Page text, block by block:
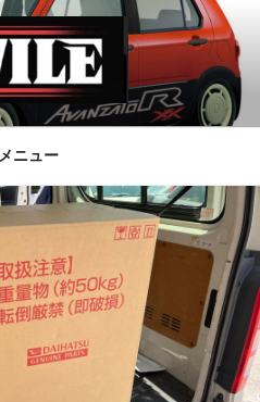
メニュー